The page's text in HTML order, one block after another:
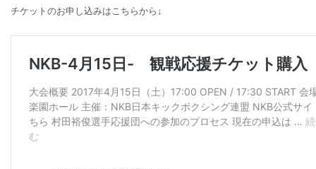
チケットのお申し込みはこちらから↓